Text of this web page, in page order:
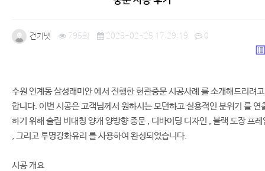
건기넷 795회 2025-02-25 17:29:19 0
수원 인계동 삼성래미안 에서 진행한 현관중문 시공사례 를 소개해드리려고
합니다. 이번 시공은 고객님께서 원하시는 모던하고 실용적인 분위기 를 연
하기 위해 슬림 비대칭 양개 양방향 중문 , 디바이딩 디자인 , 블랙 도장 프레
, 그리고 투명강화유리 를 사용하여 완성되었습니다.
시공 개요